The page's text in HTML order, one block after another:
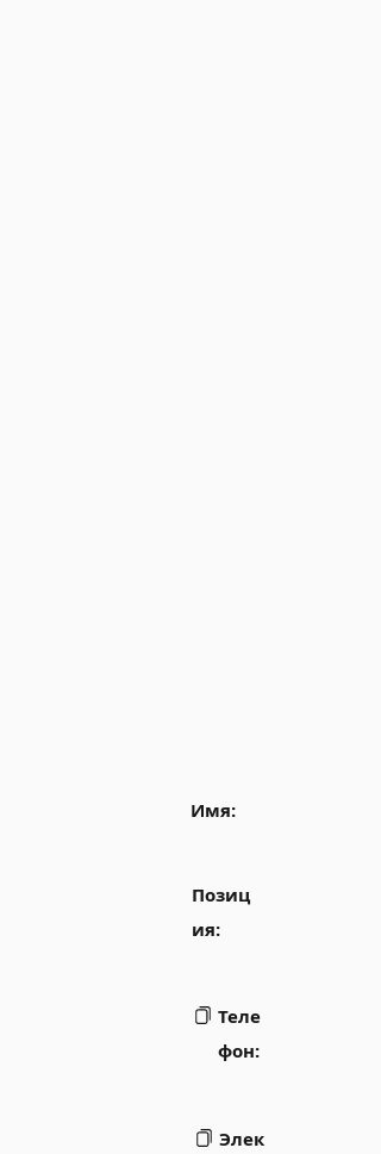
Имя:
Позиц
ия:
Теле
фон:
Элек